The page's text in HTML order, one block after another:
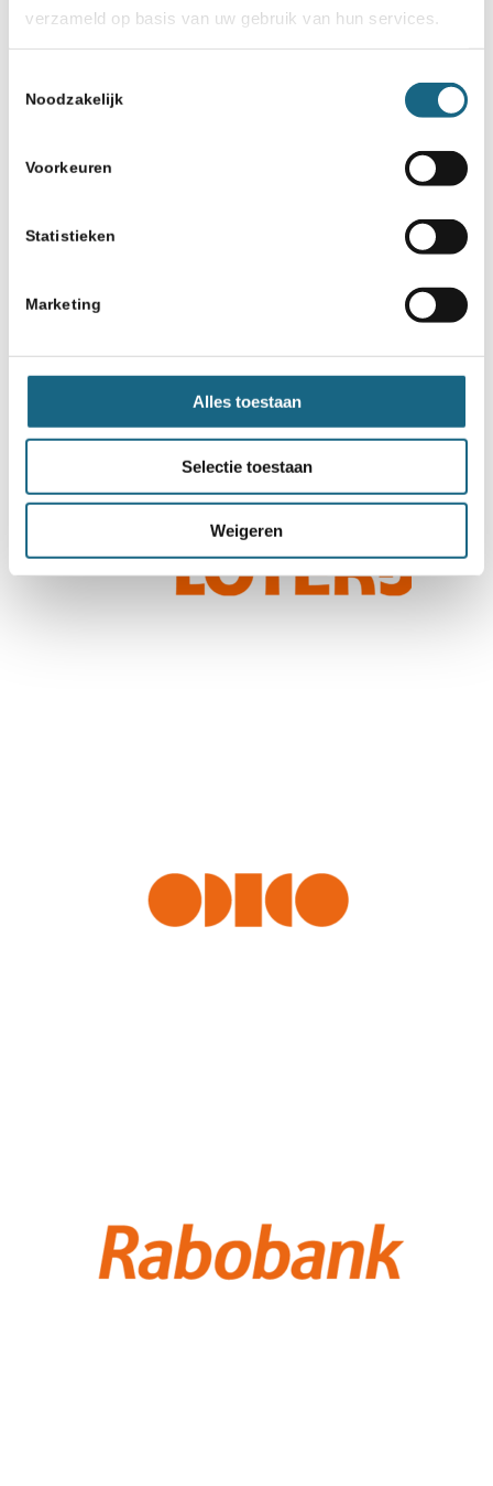
verzameld op basis van uw gebruik van hun services.
Noodzakelijk
Voorkeuren
Statistieken
Marketing
Alles toestaan
Selectie toestaan
Weigeren